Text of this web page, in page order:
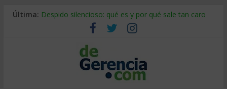
Última: Despido silencioso: qué es y por qué sale tan caro
La economía de Venezuela después del terremoto
Los 8 pasos de Kotter: liderar el cambio sin fracasar
Gestión de proyectos con IA: qué cambia en el oficio
IA y creatividad: cómo evitar que todos piensen igual